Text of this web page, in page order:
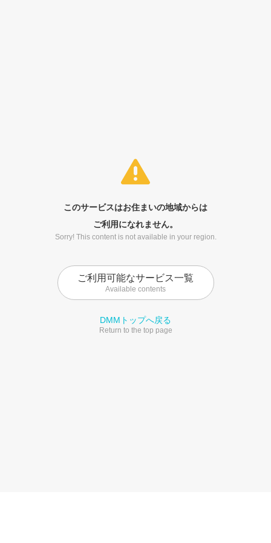
このサービスはお住まいの地域からは
ご利用になれません。
Sorry! This content is not available in your region.
ご利用可能なサービス一覧
Available contents
DMMトップへ戻る
Return to the top page